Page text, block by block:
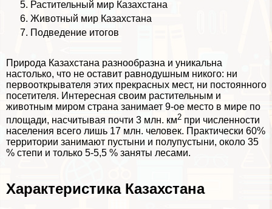
Растительный мир Казахстана
Животный мир Казахстана
Подведение итогов
Природа Казахстана разнообразна и уникальна
настолько, что не оставит равнодушным никого: ни
первооткрывателя этих прекрасных мест, ни постоянного
посетителя. Интересная своим растительным и
животным миром страна занимает 9-ое место в мире по
площади, насчитывая почти 3 млн. км2 при численности
населения всего лишь 17 млн. человек. Пpaктически 60%
территории занимают пустыни и полупустыни, около 35
% степи и только 5-5,5 % заняты лесами.
Хаpaктеристика Казахстана